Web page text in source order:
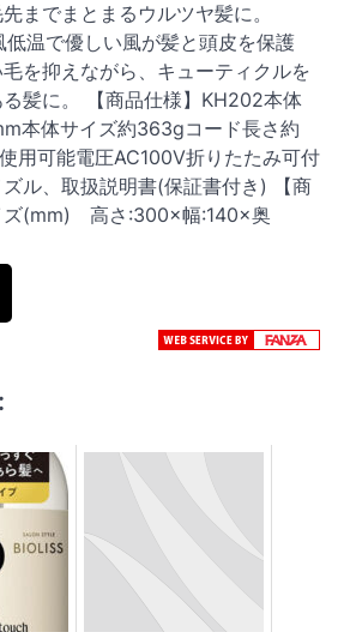
までまとまるウルツヤ髪に。
温で優しい風が髪と頭皮を保護
を抑えながら、キューティクルを
髪に。 【商品仕様】KH202本体
本体サイズ約363gコード長さ約
用可能電圧AC100V折りたたみ可付
ル、取扱説明書(保証書付き) 【商
ズ(mm) 高さ:300×幅:140×奥